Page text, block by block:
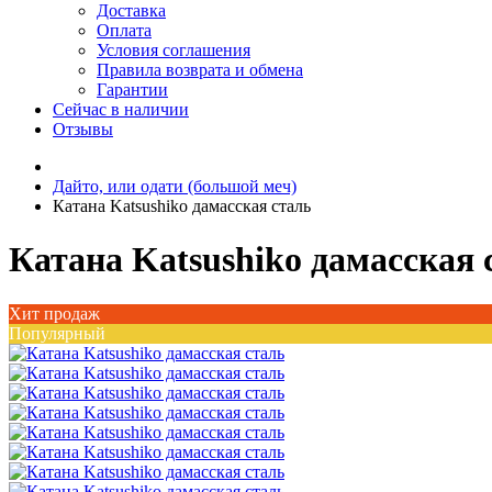
Доставка
Оплата
Условия соглашения
Правила возврата и обмена
Гарантии
Сейчас в наличии
Отзывы
Дайто, или одати (большой меч)
Катана Katsushiko дамасская сталь
Катана Katsushiko дамасская
Хит продаж
Популярный